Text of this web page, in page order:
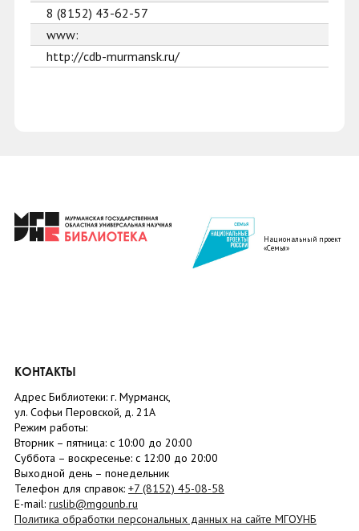
8 (8152) 43-62-57
www:
http://cdb-murmansk.ru/
Национальный проект
«Семья»
КОНТАКТЫ
Адрес Библиотеки: г. Мурманск,
ул. Софьи Перовской, д. 21А
Режим работы:
Вторник – пятница: с 10:00 до 20:00
Суббота – воскресенье: c 12:00 до 20:00
Выходной день – понедельник
Телефон для справок: +7 (8152) 45-08-58
E-mail: ruslib@mgounb.ru
Политика обработки персональных данных на сайте МГОУНБ